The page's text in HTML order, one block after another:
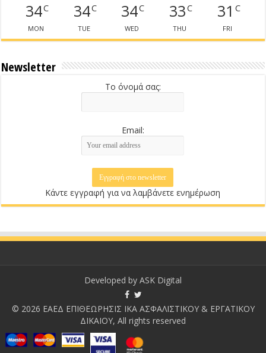
34C
MON
34C
TUE
34C
WED
33C
THU
31 C
FRI
Newsletter
Το όνομά σας:
Email:
Κάντε εγγραφή για να λαμβάνετε ενημέρωση
Developed by ASK Digital
© 2026 ΕΑΕΔ ΕΠΙΘΕΩΡΗΣΙΣ ΙΚΑ ΑΣΦΑΛΙΣΤΙΚΟΥ & ΕΡΓΑΤΙΚΟΥ
ΔΙΚΑΙΟΥ, All rights reserved